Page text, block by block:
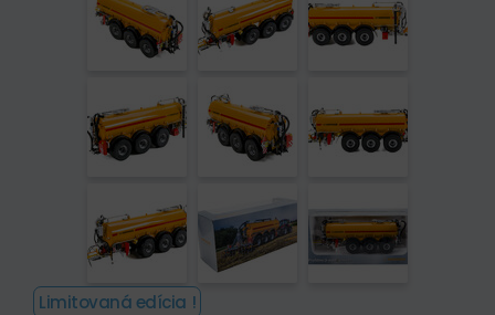
Limitovaná edícia !